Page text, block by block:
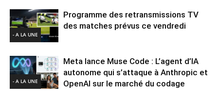
- A LA UNE
Programme des retransmissions TV
des matches prévus ce vendredi
- A LA UNE
Meta lance Muse Code : L’agent d’IA
autonome qui s’attaque à Anthropic et
OpenAI sur le marché du codage